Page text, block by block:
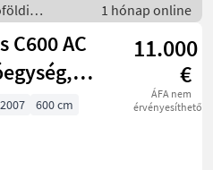
/
adapter
1 hónap online
C600 AC
11.000
€
ÁFA nem
érvényesíthető
600 cm